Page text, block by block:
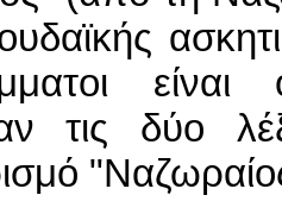
είναι
τις δύο